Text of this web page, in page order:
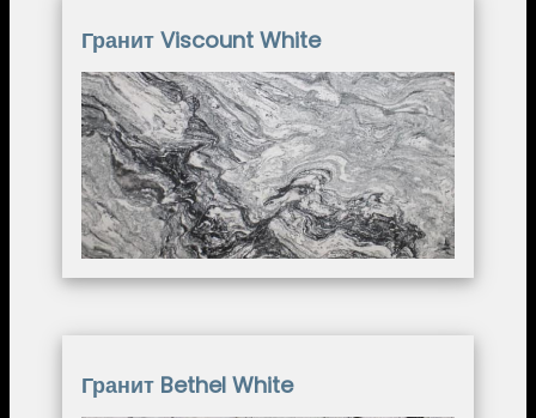
Гранит Viscount White
Image
Гранит Bethel White